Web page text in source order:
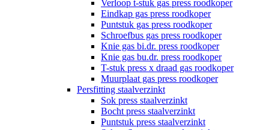
Verloop t-stuk gas press roodkoper
Eindkap gas press roodkoper
Puntstuk gas press roodkoper
Schroefbus gas press roodkoper
Knie gas bi.dr. press roodkoper
Knie gas bu.dr. press roodkoper
T-stuk press x draad gas roodkoper
Muurplaat gas press roodkoper
Persfitting staalverzinkt
Sok press staalverzinkt
Bocht press staalverzinkt
Puntstuk press staalverzinkt